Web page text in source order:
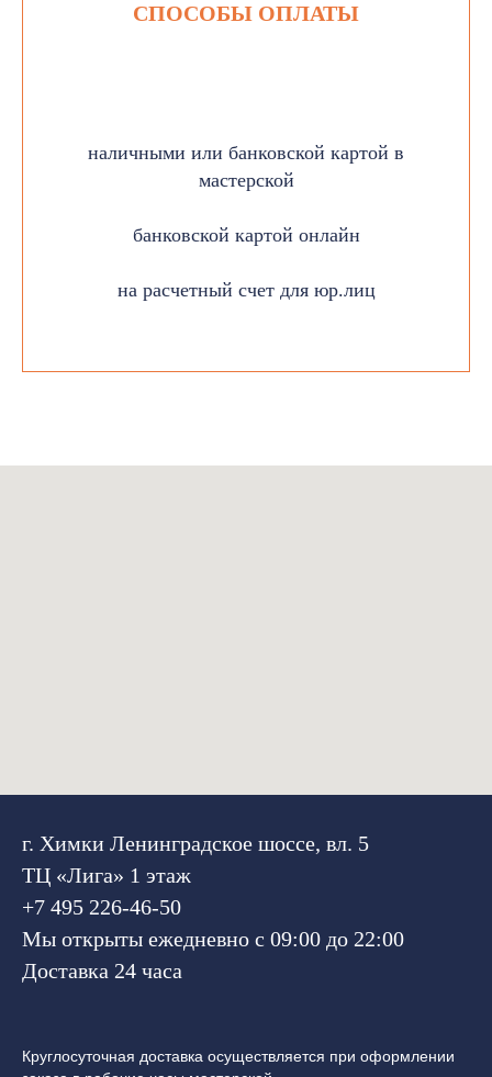
СПОСОБЫ ОПЛАТЫ
наличными или банковской картой в
мастерской
банковской картой онлайн
на расчетный счет для юр.лиц
г. Химки Ленинградское шоссе, вл. 5
ТЦ «Лига» 1 этаж
+7 495 226-46-50
Мы открыты ежедневно с 09:00 до 22:00
Доставка 24 часа
Круглосуточная доставка осуществляется при оформлении